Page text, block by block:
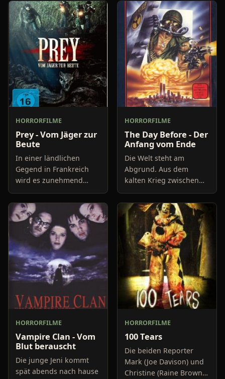
HORRORFILME
Prey - Vom Jäger zur
Beute
In einer ländlichen
Gegend in Frankreich
wird es zunehmend
unruhiger. Und zwar
weil das heimische Wild
eine veränderte
Verhaltensweise an den
Tag legt. Die T
HORRORFILME
The Day Before - Der
Anfang vom Ende
Die Welt steht am
Abgrund. Aus dem
kalten Krieg zwischen
den Großmächten droht,
der dritte Weltkrieg zu
werden. Moskau und
Washington rüsten zum
nuklearen S
HORRORFILME
Vampire Clan - Vom
Blut berauscht
Die junge Jeni kommt
spät abends nach hause
HORRORFILME
100 Tears
Die beiden Reporter
Mark (Joe Davison) und
Christine (Raine Brown)